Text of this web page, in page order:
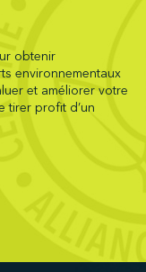
LP
obtenir
environnementaux
et améliorer votre
tirer profit d’un